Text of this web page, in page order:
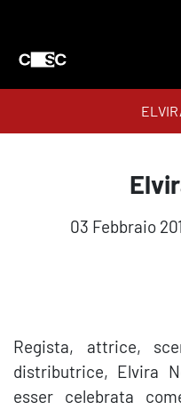
03 Febbraio
Regista, attrice,
distributrice, Elvira
esser celebrata